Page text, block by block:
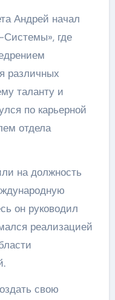
Андрей начал
Системы», где
различных
таланту и
по карьерной
отдела
на должность
он руководил
реализацией
свою